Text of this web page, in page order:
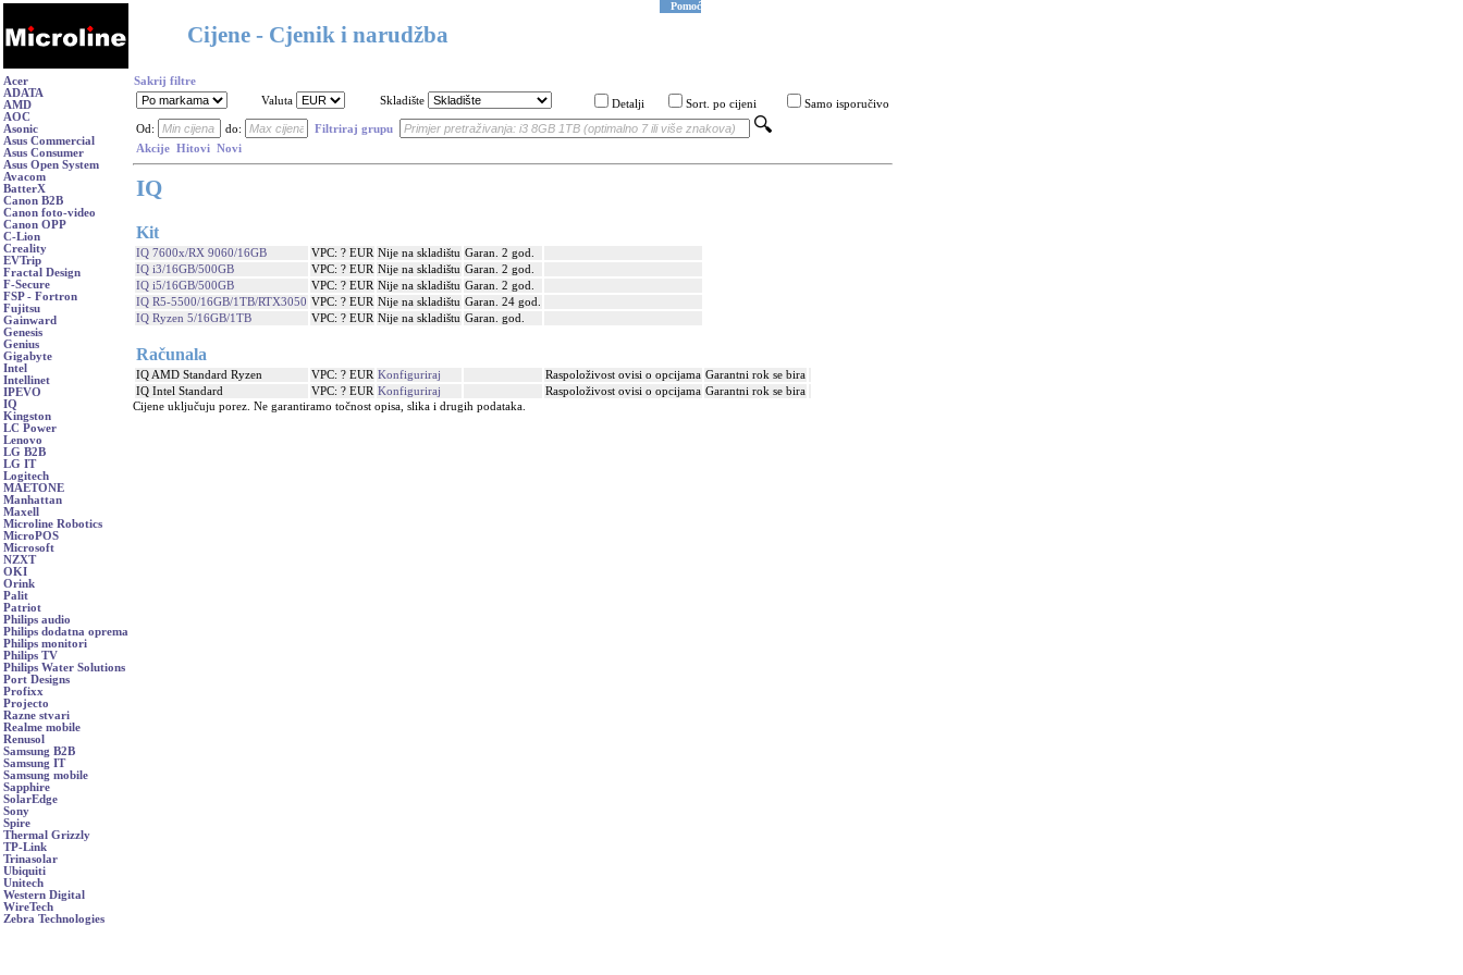
Cijene - Cjenik i narudžba
Pomoć
Acer
ADATA
AMD
AOC
Asonic
Asus Commercial
Asus Consumer
Asus Open System
Avacom
BatterX
Canon B2B
Canon foto-video
Canon OPP
C-Lion
Creality
EVTrip
Fractal Design
F-Secure
FSP - Fortron
Fujitsu
Gainward
Genesis
Genius
Gigabyte
Intel
Intellinet
IPEVO
IQ
Kingston
LC Power
Lenovo
LG B2B
LG IT
Logitech
MAETONE
Manhattan
Maxell
Microline Robotics
MicroPOS
Microsoft
NZXT
OKI
Orink
Palit
Patriot
Philips audio
Philips dodatna oprema
Philips monitori
Philips TV
Philips Water Solutions
Port Designs
Profixx
Projecto
Razne stvari
Realme mobile
Renusol
Samsung B2B
Samsung IT
Samsung mobile
Sapphire
SolarEdge
Sony
Spire
Thermal Grizzly
TP-Link
Trinasolar
Ubiquiti
Unitech
Western Digital
WireTech
Zebra Technologies
Sakrij filtre
Valuta
Skladište Detalji Sort. po cijeni Samo isporučivo
Od: do:
Filtriraj grupu
Akcije Hitovi Novi
IQ
Kit
IQ 7600x/RX 9060/16GB VPC: ? EUR Nije na skladištu Garan. 2 god.
IQ i3/16GB/500GB
VPC: ? EUR Nije na skladištu Garan. 2 god.
IQ i5/16GB/500GB
VPC: ? EUR Nije na skladištu Garan. 2 god.
IQ R5-5500/16GB/1TB/RTX3050 VPC: ? EUR Nije na skladištu Garan. 24 god.
IQ Ryzen 5/16GB/1TB
VPC: ? EUR Nije na skladištu Garan. god.
Računala
IQ AMD Standard Ryzen VPC: ? EUR Konfiguriraj Raspoloživost ovisi o opcijama Garantni rok se bira
IQ Intel Standard
VPC: ? EUR Konfiguriraj Raspoloživost ovisi o opcijama Garantni rok se bira
Cijene uključuju porez. Ne garantiramo točnost opisa, slika i drugih podataka.